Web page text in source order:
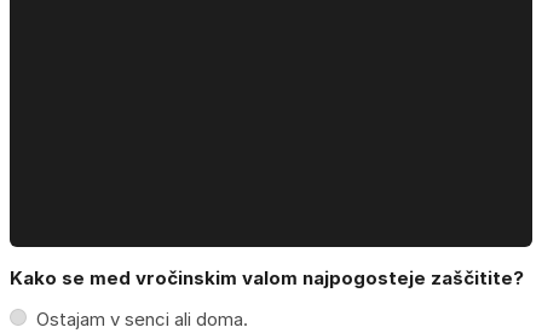
Kako se med vročinskim valom najpogosteje zaščitite?
Ostajam v senci ali doma.